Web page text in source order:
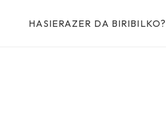
HASIERAZER DA BIRIBILKO?